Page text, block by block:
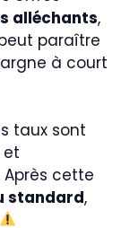
alléchants,
paraître
à court
taux sont
et
cette
standard,